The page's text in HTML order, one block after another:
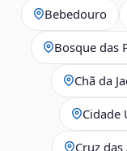
Bebedouro
Bosque das
Chã da
Cidade
Cruz das